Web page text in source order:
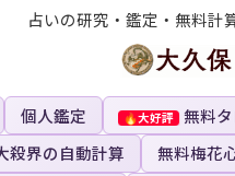
占いの研究・鑑定・無料計
個人鑑定 無料
殺界の自動計算 無料梅花